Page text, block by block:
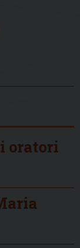
oratori